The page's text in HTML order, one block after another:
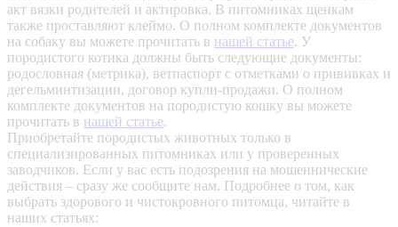
акт вязки родителей и актировка. В питомниках щенкам
также проставляют клеймо. О полном комплекте документов
на собаку вы можете прочитать в нашей статье. У
породистого котика должны быть следующие документы:
родословная (метрика), ветпаспорт с отметками о прививках и
дегельминтизации, договор купли-продажи. О полном
комплекте документов на породистую кошку вы можете
прочитать в нашей статье.
Приобретайте породистых животных только в
специализированных питомниках или у проверенных
заводчиков. Если у вас есть подозрения на мошеннические
действия – сразу же сообщите нам. Подробнее о том, как
выбрать здорового и чистокровного питомца, читайте в
наших статьях: